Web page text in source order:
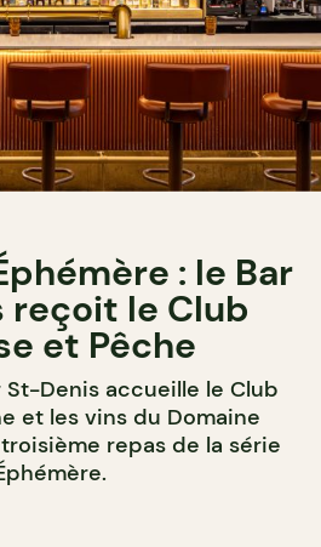
: le Bar
reçoit le Club
et Pêche
St-Denis accueille le Club
et les vins du Domaine
repas de la série